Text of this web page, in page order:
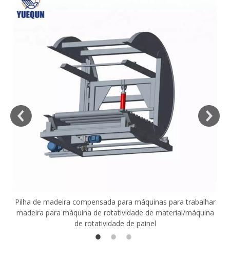
Pilha de madeira compensada para máquinas para trabalhar
madeira para máquina de rotatividade de material/máquina
de rotatividade de painel